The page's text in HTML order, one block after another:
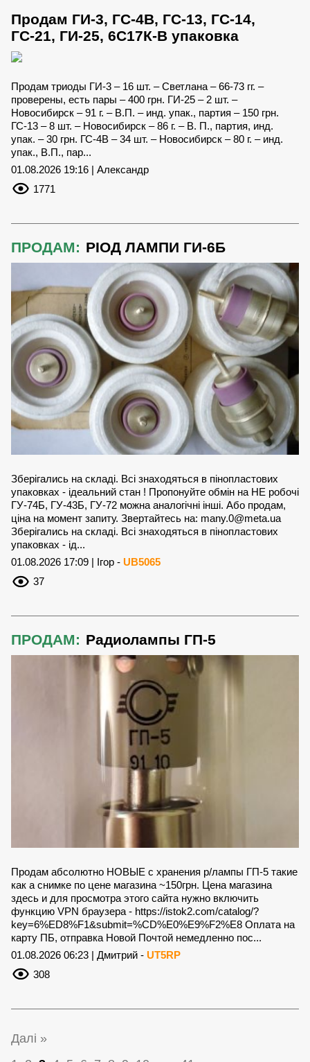
Продам ГИ-3, ГС-4В, ГС-13, ГС-14,
ГС-21, ГИ-25, 6С17К-В упаковка
Продам триоды ГИ-3 – 16 шт. – Светлана – 66-73 гг. –
проверены, есть пары – 400 грн. ГИ-25 – 2 шт. –
Новосибирск – 91 г. – В.П. – инд. упак., партия – 150 грн.
ГС-13 – 8 шт. – Новосибирск – 86 г. – В. П., партия, инд.
упак. – 30 грн. ГС-4В – 34 шт. – Новосибирск – 80 г. – инд.
упак., В.П., пар...
01.08.2026 19:16 | Александр
1771
ПРОДАМ: РІОД ЛАМПИ ГИ-6Б
Зберігались на складі. Всі знаходяться в пінопластових
упаковках - ідеальний стан ! Пропонуйте обмін на НЕ робочі
ГУ-74Б, ГУ-43Б, ГУ-72 можна аналогічні інші. Або продам,
ціна на момент запиту. Звертайтесь на: many.0@meta.ua
Зберігались на складі. Всі знаходяться в пінопластових
упаковках - ід...
01.08.2026 17:09 | Ігор - UB5065
37
ПРОДАМ: Радиолампы ГП-5
Продам абсолютно НОВЫЕ с хранения р/лампы ГП-5 такие
как а снимке по цене магазина ~150грн. Цена магазина
здесь и для просмотра этого сайта нужно включить
функцию VPN браузера - https://istok2.com/catalog/?
key=6%ED8%F1&submit=%CD%E0%E9%F2%E8 Оплата на
карту ПБ, отправка Новой Почтой немедленно пос...
01.08.2026 06:23 | Дмитрий - UT5RP
308
Далі »